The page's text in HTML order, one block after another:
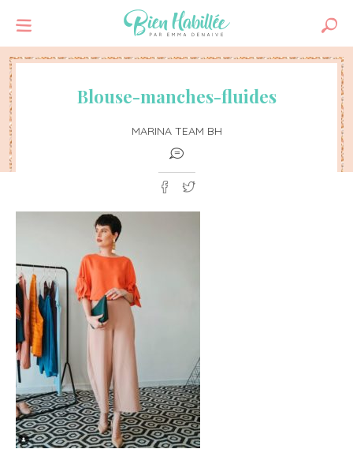
Blouse-manches-fluides
MARINA TEAM BH